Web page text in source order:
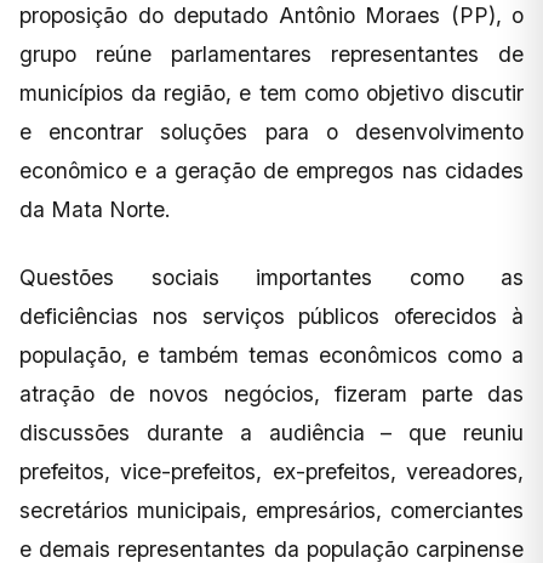
proposição do deputado Antônio Moraes (PP), o
grupo reúne parlamentares representantes de
municípios da região, e tem como objetivo discutir
e encontrar soluções para o desenvolvimento
econômico e a geração de empregos nas cidades
da Mata Norte.
Questões sociais importantes como as
deficiências nos serviços públicos oferecidos à
população, e também temas econômicos como a
atração de novos negócios, fizeram parte das
discussões durante a audiência – que reuniu
prefeitos, vice-prefeitos, ex-prefeitos, vereadores,
secretários municipais, empresários, comerciantes
e demais representantes da população carpinense